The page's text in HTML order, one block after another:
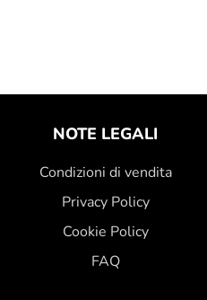
NOTE LEGALI
Condizioni di vendita
Privacy Policy
Cookie Policy
FAQ